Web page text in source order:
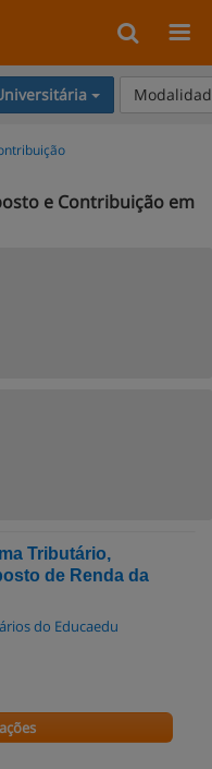
e Contribuição em
Tributário,
de Renda da
do Educaedu